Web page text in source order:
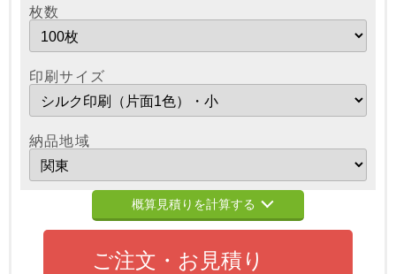
枚数
印刷サイズ
納品地域
概算見積りを計算する
ご注文・お見積り